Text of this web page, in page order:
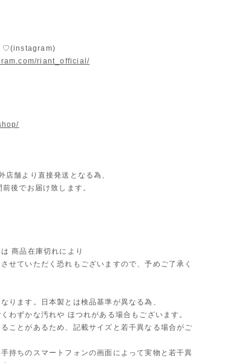
♡(instagram)
riant_official/
店舗より直接発送となる為、
後でお届け致します。
商品在庫切れにより
せていただく恐れもございますので、予めご了承く
ります。日本製とは検品基準が異なる為、
わずかな汚れや ほつれがある場合もございます。
ることがあるため、記載サイズと若干異なる場合がご
手持ちのスマートフォンの画面によって実物と若干異